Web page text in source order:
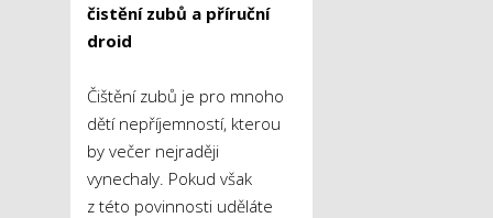
čistění zubů a příruční
droid
Čištění zubů je pro mnoho
dětí nepříjemností, kterou
by večer nejraději
vynechaly. Pokud však
z této povinnosti uděláte